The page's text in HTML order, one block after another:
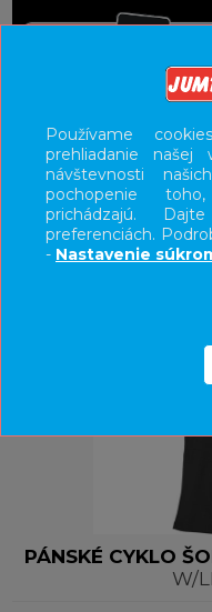
PÁNSKÉ CYKLO
W/
Používame
prehliadanie našej
návštevnosti
pochopenie
prichádzajú.
preferenciách.
- Nastavenie